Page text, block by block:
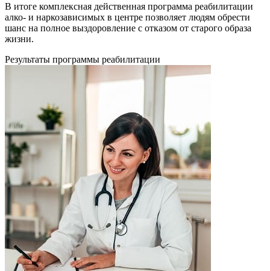
В итоге комплексная действенная программа реабилитации
алко- и наркозависимых в центре позволяет людям обрести
шанс на полное выздоровление с отказом от старого образа
жизни.
Результаты программы реабилитации